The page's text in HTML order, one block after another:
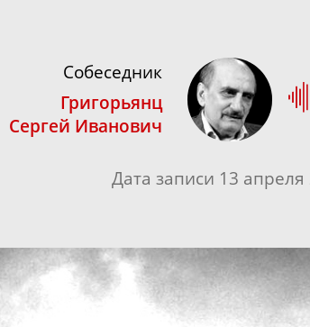
Собеседник
Григорьянц
Сергей Иванович
Дата записи 13